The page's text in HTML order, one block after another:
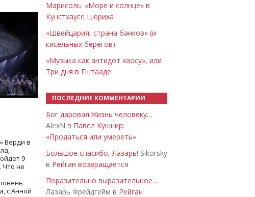
Верди в
9
Что не
с Анной
Марисоль: «Море и солнце» в
Кунстхаусе Цюриха
«Швейцария, страна банков» (и
кисельных берегов)
«Музыка как антидот хаосу», или
Три дня в Гштааде
ПОСЛЕДНИЕ КОММЕНТАРИИ
Бог даровал Жизнь человеку…
AlexN в Павел Кушнир:
«Продаться или умереть»
Большое спасибо, Лазарь! Sikorsky
в Рейган возвращается
Поразительно выразительное…
Лазарь Фрейдгейм в Рейган